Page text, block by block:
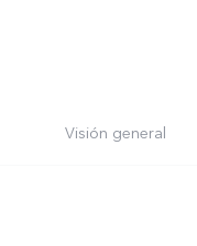
Visión general